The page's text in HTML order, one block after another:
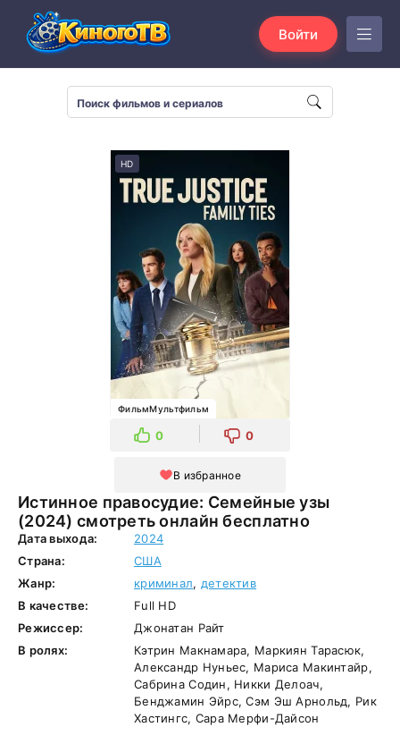
Войти
Истинное правосудие: Семейные узы
(2024) смотреть онлайн бесплатно
HD
ФильмМультфильм
0 0
В избранное
Дата выхода:
2024
Страна:
США
Жанр:
криминал, детектив
В качестве:
Full HD
Режиссер:
Джонатан Райт
В ролях:
Кэтрин Макнамара, Маркиян Тарасюк,
Александр Нуньес, Мариса Макинтайр,
Сабрина Содин, Никки Делоач,
Бенджамин Эйрс, Сэм Эш Арнольд, Рик
Хастингс, Сара Мерфи-Дайсон